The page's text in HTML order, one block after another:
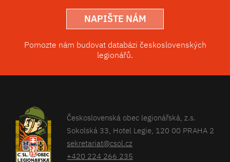
NAPIŠTE NÁM
Pomozte nám budovat databázi československých
legionářů.
Československá obec legionářská, z.s.
Sokolská 33, Hotel Legie, 120 00 PRAHA 2
sekretariat@csol.cz
+420 224 266 235